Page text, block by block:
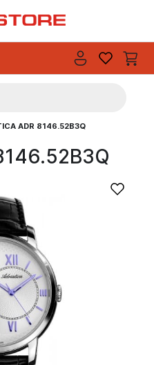
ADR 8146.52B3Q